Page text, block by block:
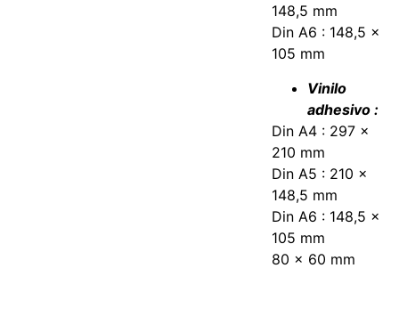
148,5 mm
Din A6 : 148,5 x
105 mm
Vinilo
adhesivo :
Din A4 : 297 x
210 mm
Din A5 : 210 x
148,5 mm
Din A6 : 148,5 x
105 mm
80 x 60 mm